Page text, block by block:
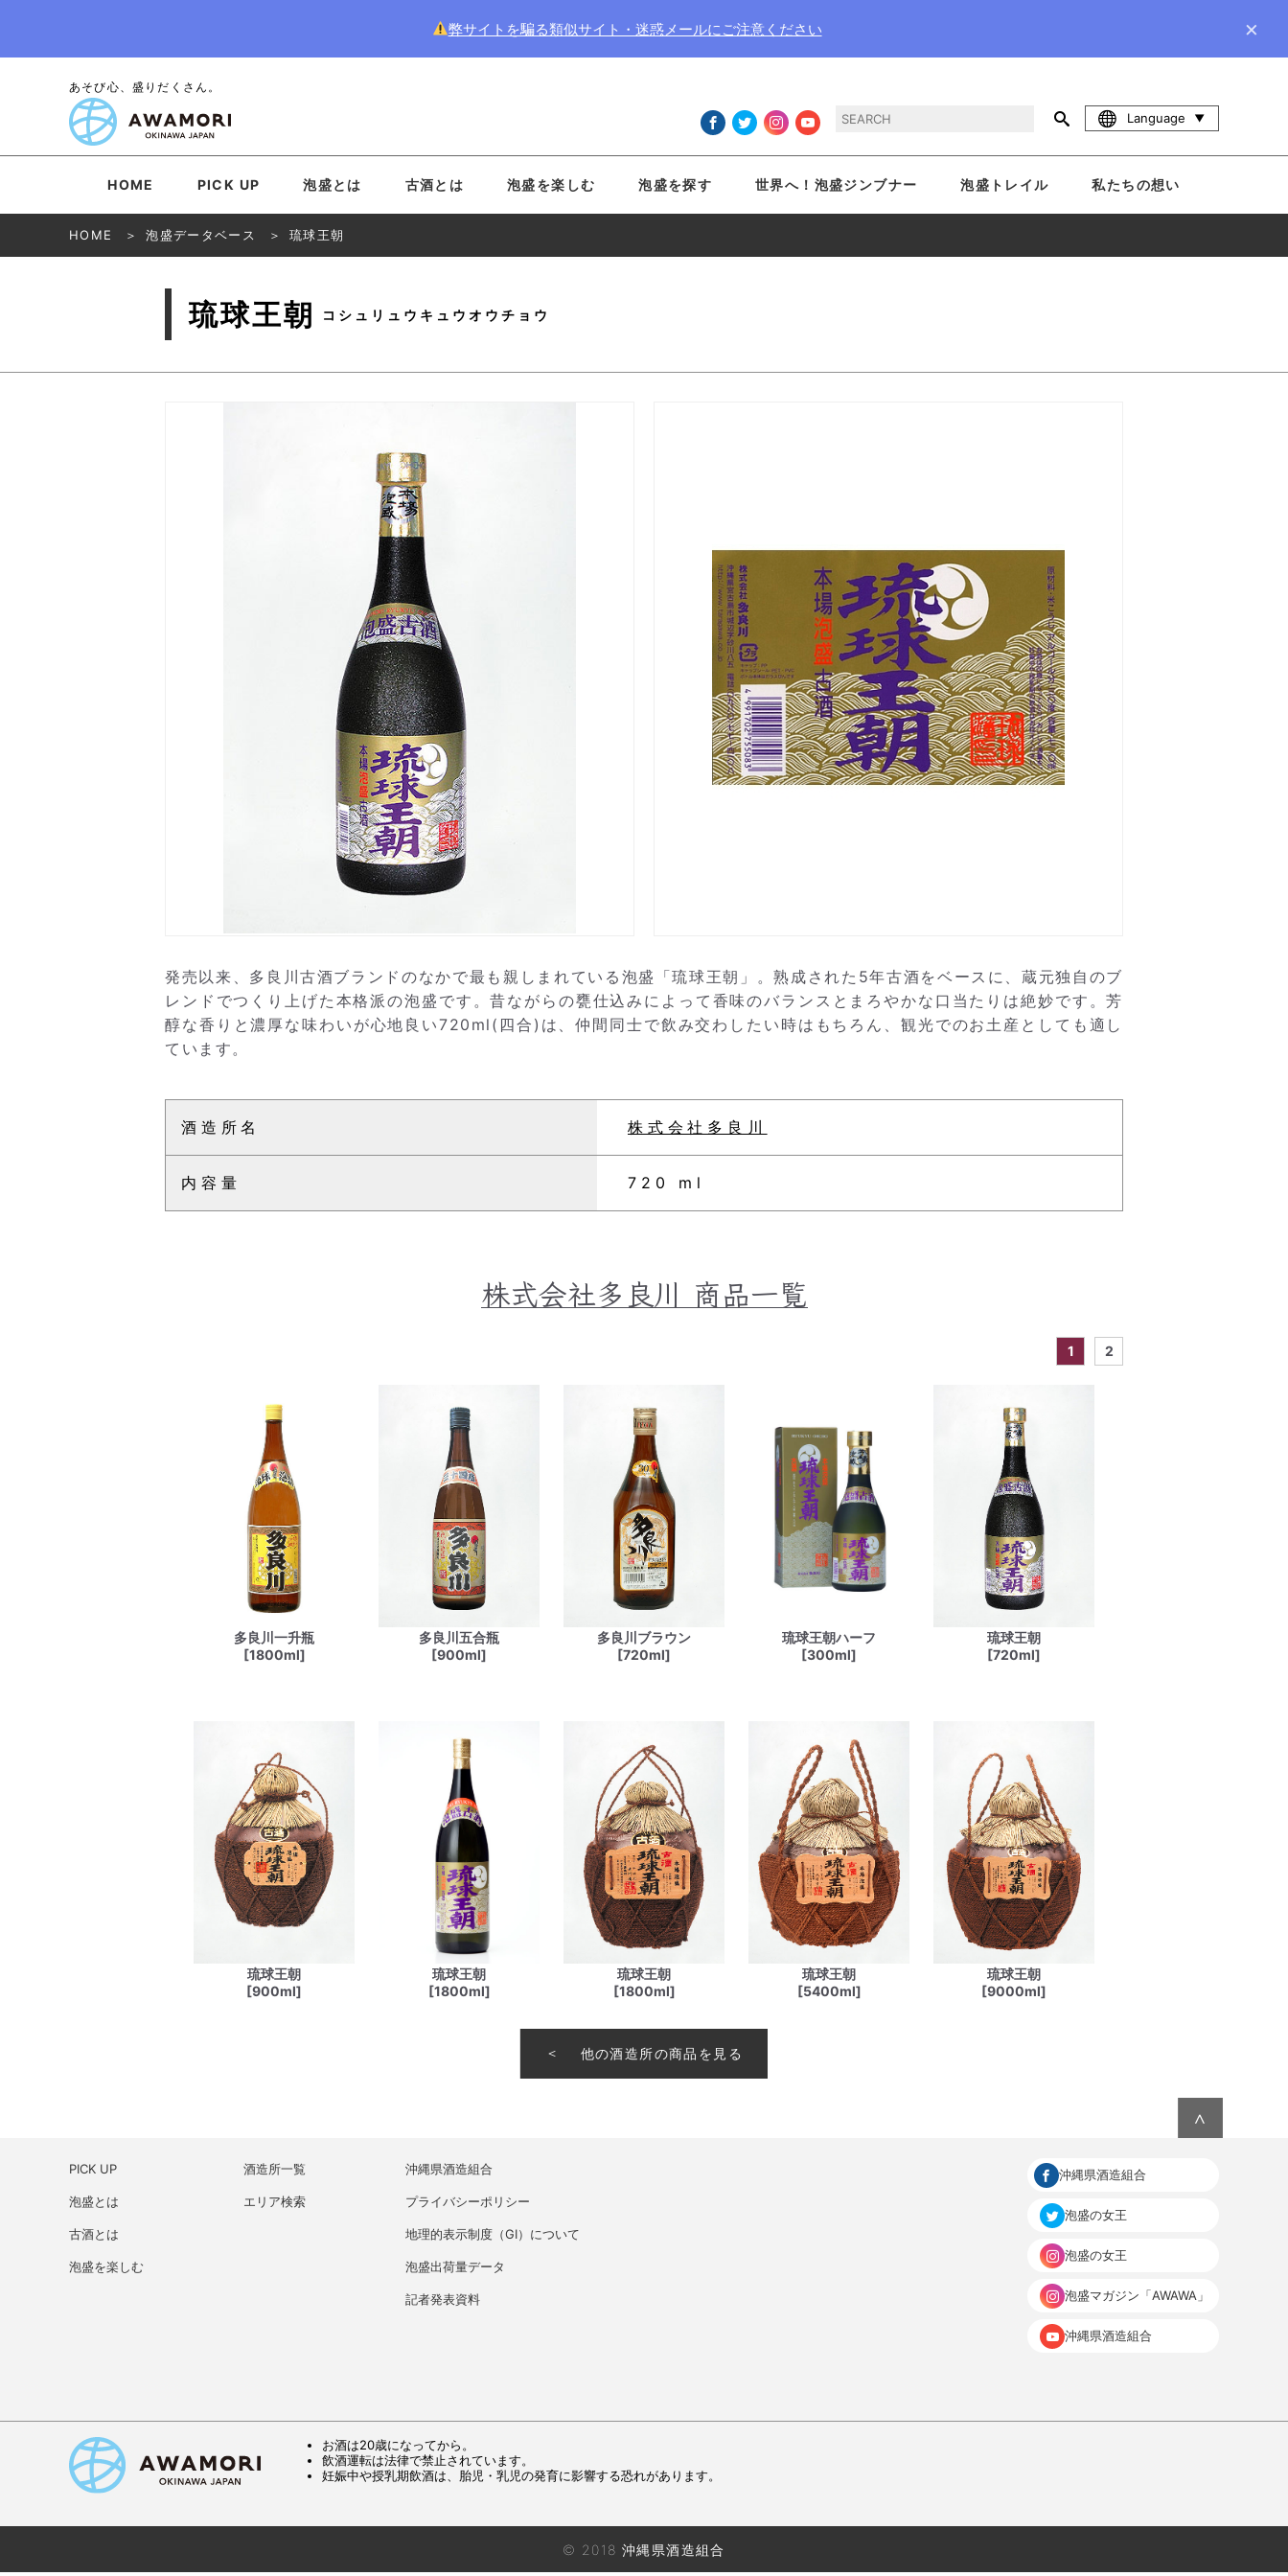
弊サイトを騙る類似サイト・迷惑メールにご注意ください ×
あそび心、盛りだくさん。
Language
HOME PICK UP 泡盛とは 古酒とは 泡盛を楽しむ 泡盛を探す 世界へ！泡盛ジンブナー 泡盛トレイル 私たちの想い
HOME 泡盛データベース 琉球王朝
琉球王朝 コシュリュウキュウオウチョウ
発売以来、多良川古酒ブランドのなかで最も親しまれている泡盛「琉球王朝」。熟成された5年古酒をベースに、蔵元独自のブ
レンドでつくり上げた本格派の泡盛です。昔ながらの甕仕込みによって香味のバランスとまろやかな口当たりは絶妙です。芳
醇な香りと濃厚な味わいが心地良い720ml(四合)は、仲間同士で飲み交わしたい時はもちろん、観光でのお土産としても適し
ています。
酒造所名 株式会社多良川
内容量 720 ml
株式会社多良川 商品一覧
1 2
多良川一升瓶
[1800ml]
多良川五合瓶
[900ml]
多良川ブラウン
[720ml]
琉球王朝ハーフ
[300ml]
琉球王朝
[720ml]
琉球王朝
[900ml]
琉球王朝
[1800ml]
琉球王朝
[1800ml]
琉球王朝
[5400ml]
琉球王朝
[9000ml]
他の酒造所の商品を見る
∧
PICK UP
泡盛とは
古酒とは
泡盛を楽しむ
酒造所一覧
エリア検索
沖縄県酒造組合
プライバシーポリシー
地理的表示制度（GI）について
泡盛出荷量データ
記者発表資料
沖縄県酒造組合
泡盛の女王
泡盛の女王
泡盛マガジン「AWAWA」
沖縄県酒造組合
お酒は20歳になってから。
飲酒運転は法律で禁止されています。
妊娠中や授乳期飲酒は、胎児・乳児の発育に影響する恐れがあります。
© 2018 沖縄県酒造組合